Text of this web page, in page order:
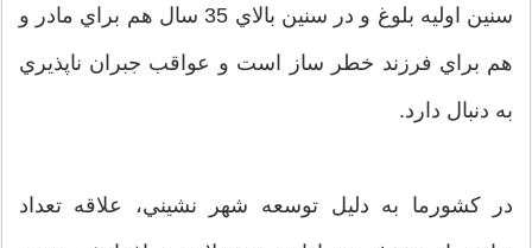
سنين اوليه بلوغ و در سنين بالاي 35 سال هم براي مادر و
هم براي فرزند خطر ساز است و عواقب جبران ناپذيري
به دنبال دارد.
در كشورما به دليل توسعه شهر نشيني، علاقه تعداد